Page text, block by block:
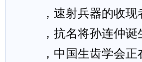
，速射兵器的收现
，抗名将孙连仲诞
，中国生齿学会正